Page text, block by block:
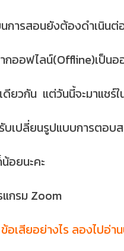
การสอนยังต้องดำเนินต่
ออฟไลน์(Offline)เป็นอ
ยวกัน แต่วันนี้จะมาแชร์
บเปลี่ยนรูปแบบการตอบ
อยนะคะ
แกรม Zoom
อเสียอย่างไร ลองไปอ่